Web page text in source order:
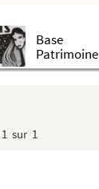
Base
Patrimoine
1 sur 1